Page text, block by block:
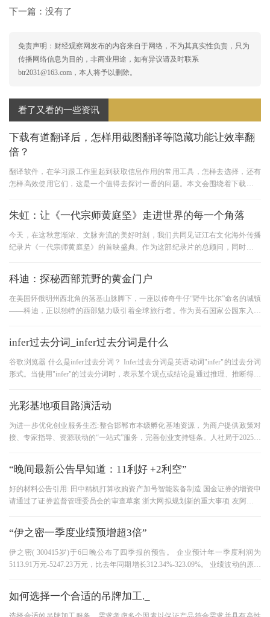
下一篇：没有了
免责声明：财经观察网发布的内容来自于网络，不为其真实性负责，只为
传播网络信息为目的，非商业用途，如有异议请及时联系
btr2031@163.com，本人将予以删除。
看了又看的一些资讯
下载有道翻译后，怎样用截图翻译等隐藏功能让效率翻
倍？
翻译软件，在学习跟工作里起到获取信息作用的常用工具，怎样去选择，还有
怎样高效使用它们，这是一个值得去探讨一番的问题。本文会围绕着下载以及
朱虹：让《一代宗师黄庭坚》走进世界的每一个角落
今天，在这秋意渐浓、文脉奔流的美好时刻，我们共同见证江右文化海外传播
纪录片《一代宗师黄庭坚》的首映盛典。作为这部纪录片的总顾问，同时也肩
科迪：探秘西部荒野的黄金门户
在美国怀俄明州西北角的落基山脉脚下，一座以传奇牛仔“野牛比尔”命名的城镇
——科迪，正以独特的西部魅力吸引着全球旅行者。作为黄石国家公园东入口
infer过去分词_infer过去分词是什么
谷歌浏览器 什么是infer过去分词？ Infer过去分词是英语动词"infer"的过去分词
形式。当使用"infer"的过去分词时，表示某个观点或结论是通过推理、推断得出
光彩基地项目路演活动
为进一步优化创业服务生态:整合邯郸市本级孵化基地资源，为商户提供政策对
接、专家指导、资源联动的“一站式”服务，完善创业支持链条。人社局于2025年
“晚间最新公告早知道：11利好 +2利空”
好的材料公告引用: 田中精机打算收购资产加号智能装备制造 国金证券的增资申
请通过了证券监督管理委员会的审查草案 浙大网拟规划新的重大事项 友阿股份
“伊之密一季度业绩预增超3倍”
伊之密( 300415岁)于6日晚公布了四季报的预告。 企业预计年一季度利润为
5113.91万元-5247.23万元，比去年同期增长312.34%-323.09%。 业绩波动的原因
如何选择一个合适的吊牌加工._